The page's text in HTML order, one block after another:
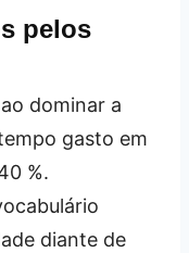
pelos
ao dominar a
gasto em
%.
diante de